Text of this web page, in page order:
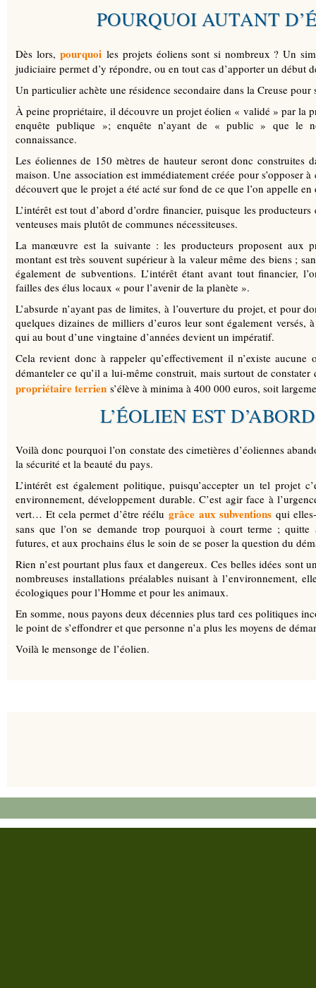
POURQUOI AUTANT
Dès lors,pourquoi les projets éoliens sont si nombreux ? Un
judiciaire permet d’y répondre, ou en tout cas d’apporter un début
Un particulier achète une résidence secondaire dans la Creuse pour
À peine propriétaire, il découvre un projet éolien « validé » par la
enquête publique »; enquête n’ayant de « public » que le
connaissance.
Les éoliennes de 150 mètres de hauteur seront donc construites
maison. Une association est immédiatement créée pour s’opposer
découvert que le projet a été acté sur fond de ce que l’on appelle
L’intérêt est tout d’abord d’ordre financier, puisque les
venteuses mais plutôt de communes nécessiteuses.
La manœuvre est la suivante : les producteurs proposent aux
montant est très souvent supérieur à la valeur même des biens ;
également de subventions. L’intérêt étant avant tout financier,
failles des élus locaux « pour l’avenir de la planète ».
L’absurde n’ayant pas de limites, à l’ouverture du projet, et pour
quelques dizaines de milliers d’euros leur sont également
qui au bout d’une vingtaine d’années devient un impératif.
Cela revient donc à rappeler qu’effectivement il n’existe
démanteler ce qu’il a lui-même construit, mais surtout de
propriétaire terrien s’élève à minima à 400 000 euros, soit
L’ÉOLIEN EST
Voilà donc pourquoi l’on constate des cimetières d’éoliennes
la sécurité et la beauté du pays.
L’intérêt est également politique, puisqu’accepter un tel projet
environnement, développement durable. C’est agir face à
vert… Et cela permet d’être réélugrâce aux subventionsqui elles-
sans que l’on se demande trop pourquoi à court terme ; quitte
futures, et aux prochains élus le soin de se poser la question du
Rien n’est pourtant plus faux et dangereux. Ces belles idées sont
nombreuses installations préalables nuisant à l’environnement,
écologiques pour l’Homme et pour les animaux.
En somme, nous payons deux décennies plus tard ces politiques
le point de s’effondrer et que personne n’a plus les moyens de
Voilà le mensonge de l’éolien.